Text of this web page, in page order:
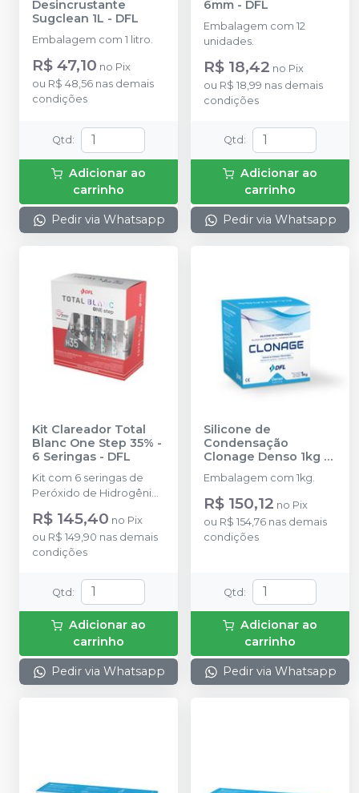
Desincrustante
Sugclean 1L - DFL
Embalagem com 1 litro.
R$ 47,10 no Pix
ou R$ 48,56 nas demais
condições
Qtd :
Adicionar ao
carrinho
Pedir via Whatsapp
6mm - DFL
Embalagem com 12
unidades.
R$ 18,42 no Pix
ou R$ 18,99 nas demais
condições
Qtd :
Adicionar ao
carrinho
Pedir via Whatsapp
Kit Clareador Total
Blanc One Step 35% -
6 Seringas - DFL
Kit com 6 seringas de
Peróxido de Hidrogênio
Espessante; 1 seringa de
Total Blanc Protetor
Gengival; 1 frasco de Total
pontas aplicadoras
transparentes (para o gel
clareador); 6 conectores;
1 ponta aplicadora preta
(para o protetor
gengival).
R$ 145,40 no Pix
ou R$ 149,90 nas demais
condições
Qtd:
Adicionar ao
carrinho
Pedir via Whatsapp
Silicone de
Condensação
Clonage Denso 1kg -
DFL
Embalagem com 1kg.
R$ 150,12 no Pix
ou R$ 154,76 nas demais
condições
Qtd:
Adicionar ao
carrinho
Pedir via Whatsapp